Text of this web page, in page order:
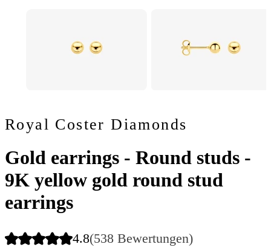
Royal Coster Diamonds
Gold earrings - Round studs -
9K yellow gold round stud
earrings
4.8(538 Bewertungen)